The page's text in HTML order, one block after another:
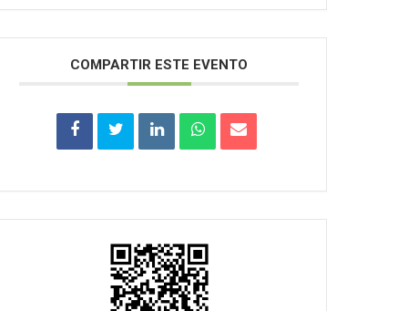
COMPARTIR ESTE EVENTO